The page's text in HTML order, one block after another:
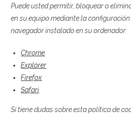
Puede usted permitir, bloquear o
en su equipo mediante la
navegador instalado en su ordenador:
Chrome
Explorer
Firefox
Safari
Si tiene dudas sobre esta política de